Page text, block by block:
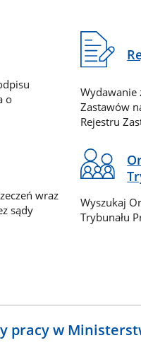
o
Wydawanie
Zastawów
Rejestru
wraz
sądy
Wyszukaj
Trybunału
pracy w